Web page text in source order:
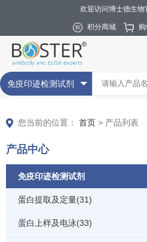
欢迎访问博士德生物
积分商城
免疫印迹检测试剂
您当前的位置： 首页 > 产品列表
产品中心
免疫印迹检测试剂
蛋白提取及定量(31)
蛋白上样及电泳(33)